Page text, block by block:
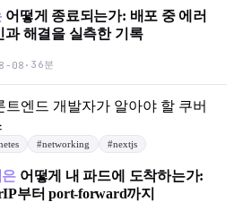
어떻게 종료되는가: 배포 중 에러
과 해결을 실측한 기록
08 · 36분
트엔드 개발자가 알아야 할 쿠버
#networking #nextjs
어떻게 내 파드에 도착하는가:
부터 port-forward까지